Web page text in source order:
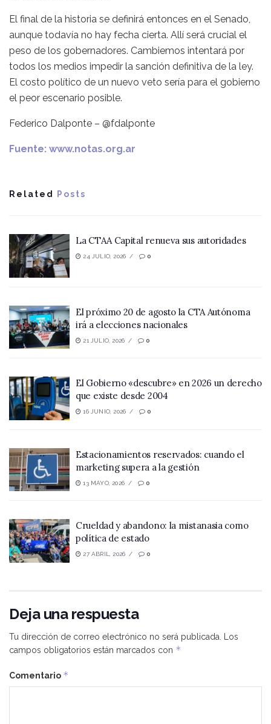
El final de la historia se definirá entonces en el Senado,
aunque todavía no hay fecha cierta. Allí será crucial el
peso de los gobernadores. Cambiemos intentará por
todos los medios impedir la sanción definitiva de la ley.
El costo político de un nuevo veto sería para el gobierno
el peor escenario posible.
Federico Dalponte – @fdalponte
Fuente: www.notas.org.ar
Related Posts
La CTAA Capital renueva sus autoridades
24 JULIO, 2026 0
El próximo 20 de agosto la CTA Autónoma
irá a elecciones nacionales
21 JULIO, 2026 0
El Gobierno «descubre» en 2026 un derecho
que existe desde 2004
16 JUNIO, 2026 0
Estacionamientos reservados: cuando el
marketing supera a la gestión
13 MAYO, 2026 0
Crueldad y abandono: la mistanasia como
política de estado
27 ABRIL, 2026 0
Deja una respuesta
Tu dirección de correo electrónico no será publicada. Los
campos obligatorios están marcados con *
Comentario *